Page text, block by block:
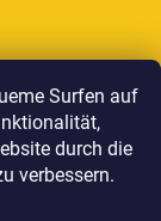
Surfen auf
durch die
verbessern.